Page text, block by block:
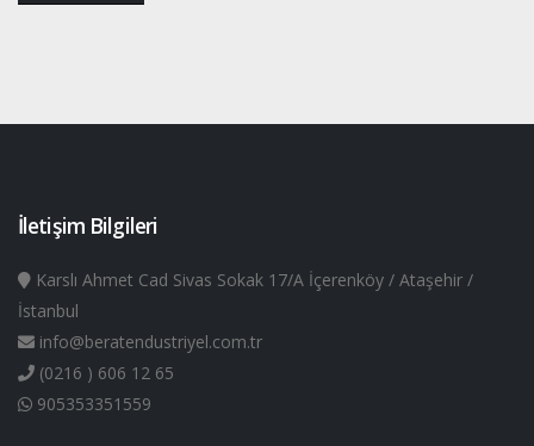
İletişim Bilgileri
Karslı Ahmet Cad Sivas Sokak 17/A İçerenköy / Ataşehir /
İstanbul
info@beratendustriyel.com.tr
(0216 ) 606 12 65
905353351559